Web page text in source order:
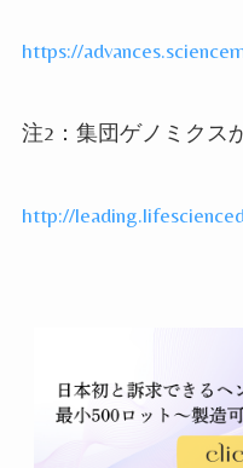
https://
注2 ：集団ゲノミクス
http://